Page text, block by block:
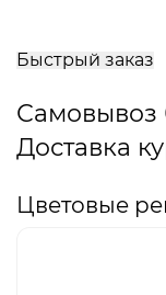
Быстрый заказ
Самовывоз
Доставка
Цветовые